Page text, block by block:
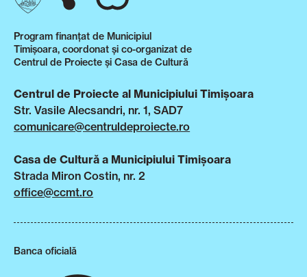
Program finanțat de Municipiul
Timișoara, coordonat și co-organizat de
Centrul de Proiecte și Casa de Cultură
Centrul de Proiecte al Municipiului Timișoara
Str. Vasile Alecsandri, nr. 1, SAD7
comunicare@centruldeproiecte.ro
Casa de Cultură a Municipiului Timișoara
Strada Miron Costin, nr. 2
office@ccmt.ro
Banca oficială